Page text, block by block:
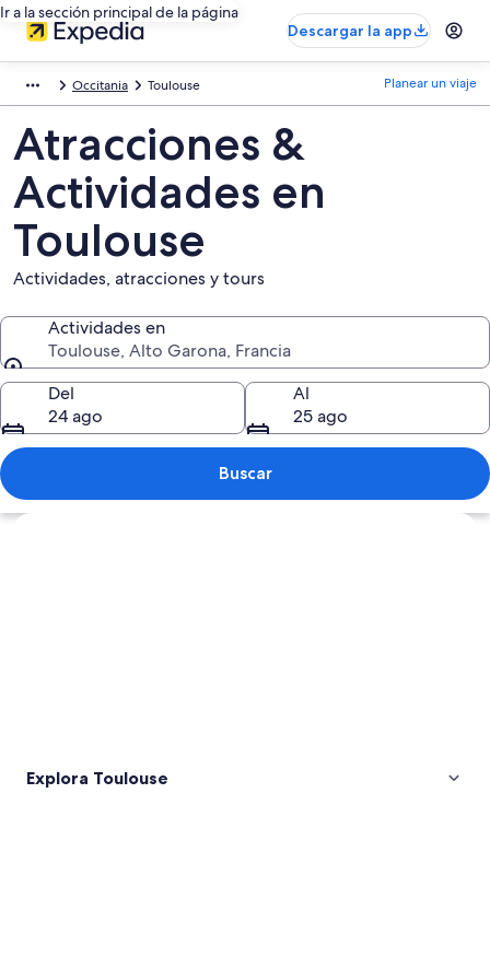
Ir a la sección principal de la página
Descargar la app
Occitania Toulouse Planear un viaje
Atracciones &
Actividades en
Toulouse
Actividades, atracciones y tours
Actividades en
Toulouse, Alto Garona, Francia
Actividades en
Del
24 ago
Al
25 ago
Buscar
Explorar mapa
Explora Toulouse